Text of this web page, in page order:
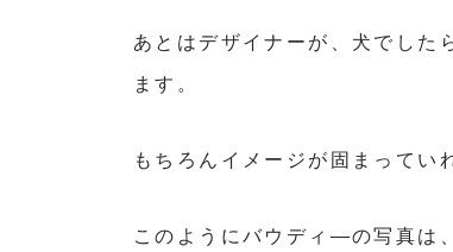
あとはデザイナーが、犬でした
ます。
もちろんイメージが固まってい
このようにバウディ―の写真は